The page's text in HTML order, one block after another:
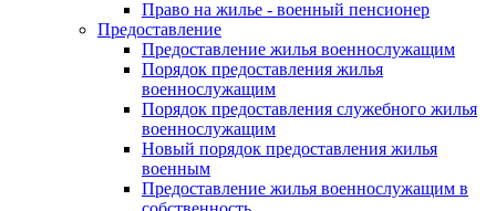
Право на жилье - военный пенсионер
Предоставление
Предоставление жилья военнослужащим
Порядок предоставления жилья
военнослужащим
Порядок предоставления служебного жилья
военнослужащим
Новый порядок предоставления жилья
военным
Предоставление жилья военнослужащим в